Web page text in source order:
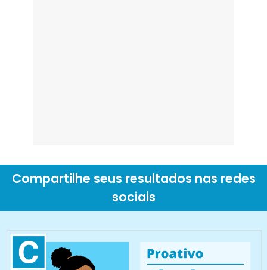
Compartilhe seus resultados nas redes
sociais